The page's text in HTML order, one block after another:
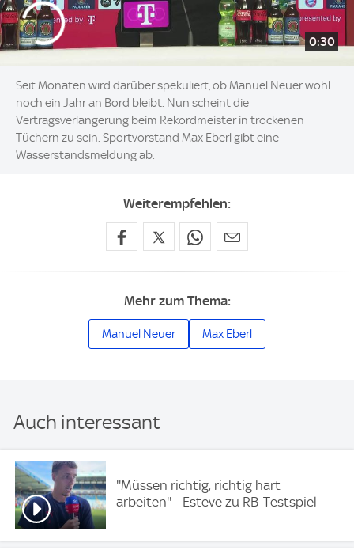
0:30
Seit Monaten wird darüber spekuliert, ob Manuel Neuer wohl
noch ein Jahr an Bord bleibt. Nun scheint die
Vertragsverlängerung beim Rekordmeister in trockenen
Tüchern zu sein. Sportvorstand Max Eberl gibt eine
Wasserstandsmeldung ab.
Weiterempfehlen:
Mehr zum Thema:
Manuel Neuer Max Eberl
Auch interessant
''Müssen richtig, richtig hart
arbeiten'' - Esteve zu RB-Testspiel